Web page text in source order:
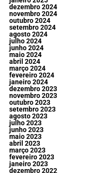
dezembro 2024
novembro 2024
outubro 2024
setembro 2024
agosto 2024
julho 2024
junho 2024
maio 2024
abril 2024
março 2024
fevereiro 2024
janeiro 2024
dezembro 2023
novembro 2023
outubro 2023
setembro 2023
agosto 2023
julho 2023
junho 2023
maio 2023
abril 2023
março 2023
fevereiro 2023
janeiro 2023
dezembro 2022